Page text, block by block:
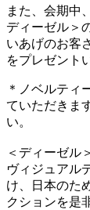
また、会期中
ディーゼル＞
いあげのお客
をプレゼント
＊ノベルティ
ていただきま
い。
＜ディーゼル
ヴィジュアル
け、日本のた
クションを是